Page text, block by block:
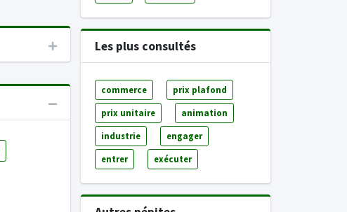
Les plus consultés
commerce prix plafond
prix unitaire animation
industrie engager
entrer exécuter